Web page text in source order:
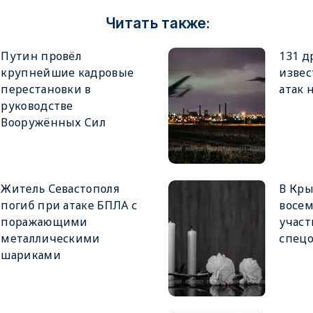
Читать также:
Путин провёл
крупнейшие кадровые
перестановки в
руководстве
Вооружённых Сил
131
атак
Житель Севастополя
погиб при атаке БПЛА с
поражающими
металлическими
шариками
В